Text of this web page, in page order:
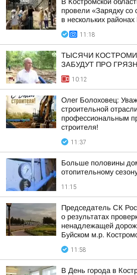
провели «Зарядку со
в нескольких
11:18
ТЫСЯЧИ
ЗАБУДУТ ПРО
10:12
Олег Болоховец:
строительной
профессиональным
строителя!
11:37
Больше половины
отопительному
11:15
Председатель СК
о результатах
ненадлежащей
Буйском м.р.
11:58
В День города в